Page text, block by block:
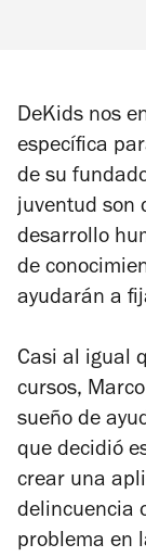
DeKids nos
específica
de su
juventud son
desarrollo
de
ayudarán a
Casi al igual
cursos,
sueño de
que decidió
crear una
delincuencia
problema en